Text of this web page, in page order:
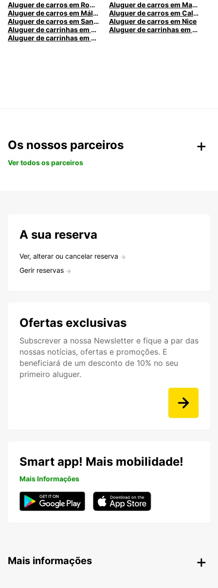
Aluguer de carros em Roma
Aluguer de carros em Madrid
Aluguer de carros em Málaga
Aluguer de carros em Caldas da Rainha
Aluguer de carros em Santa Maria da Feira
Aluguer de carros em Nice
Aluguer de carrinhas em Nice
Aluguer de carrinhas em Santa Maria da Feira
Aluguer de carrinhas em Caldas da Rainha
Os nossos parceiros
Ver todos os parceiros
A sua reserva
Ver, alterar ou cancelar reserva
Gerir reservas
Ofertas exclusivas
Subscrever a nossa Newsletter e fique a par das
nossas notícias, ofertas e promoções. E
beneficiará de um desconto de 10% no seu
primeiro aluguer.
Smart app! Mais mobilidade!
Mais Informações
Mais informações